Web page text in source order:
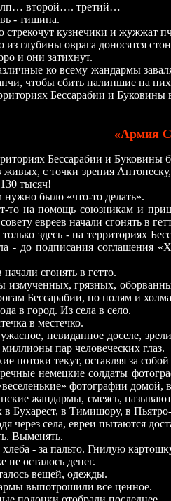
третий…
кузнечики и жужжат
оврага доносятся
затихнут.
ко всему жандармы завалят
чтобы сбить налипшие на
Бессарабии и Буковины в
«Армия
Бессарабии и Буковины
с точки зрения Антонеску,
тысяч!
нужно было «что-то делать».
союзникам и пришел
евреев начали сгонять в
- на территориях
- до подписания соглашения
сгонять в гетто.
измученных, грязных,
Бессарабии, по полям и
Из села в село.
в местечко.
невиданное доселе,
миллионы пар человеческих глаз.
потоки текут, оставляя за
немецкие солдаты
фотографии домой,
жандармы, смеясь,
в Бухарест, в Тимишору, в
села, евреи пытаются
-за пальто. Гнилую
денег.
вещей, одежды.
все ценное.